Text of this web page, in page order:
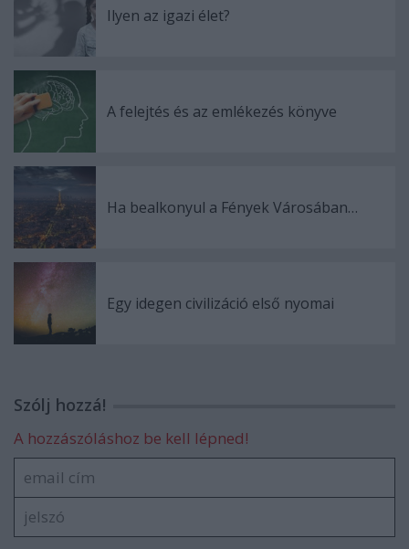
Ilyen az igazi élet?
A felejtés és az emlékezés könyve
Ha bealkonyul a Fények Városában…
Egy idegen civilizáció első nyomai
Szólj hozzá!
A hozzászóláshoz be kell lépned!